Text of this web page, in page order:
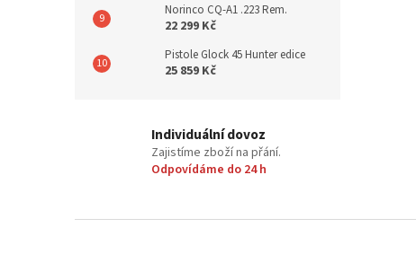
Norinco CQ-A1 .223 Rem.
22 299 Kč
Pistole Glock 45 Hunter edice
25 859 Kč
Individuální dovoz
Zajistíme zboží na přání.
Odpovídáme do 24 h